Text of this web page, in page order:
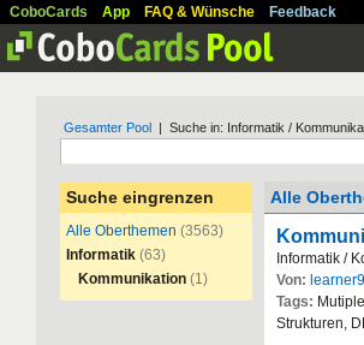
CoboCards App FAQ & Wünsche Feedback
Gesamter Pool | Suche in: Informatik /
Suche eingrenzen
Alle Oberthemen (3563)
Informatik (63)
Kommunikation (1)
Alle
Informatik /
Von:
Tags:
Strukturen,